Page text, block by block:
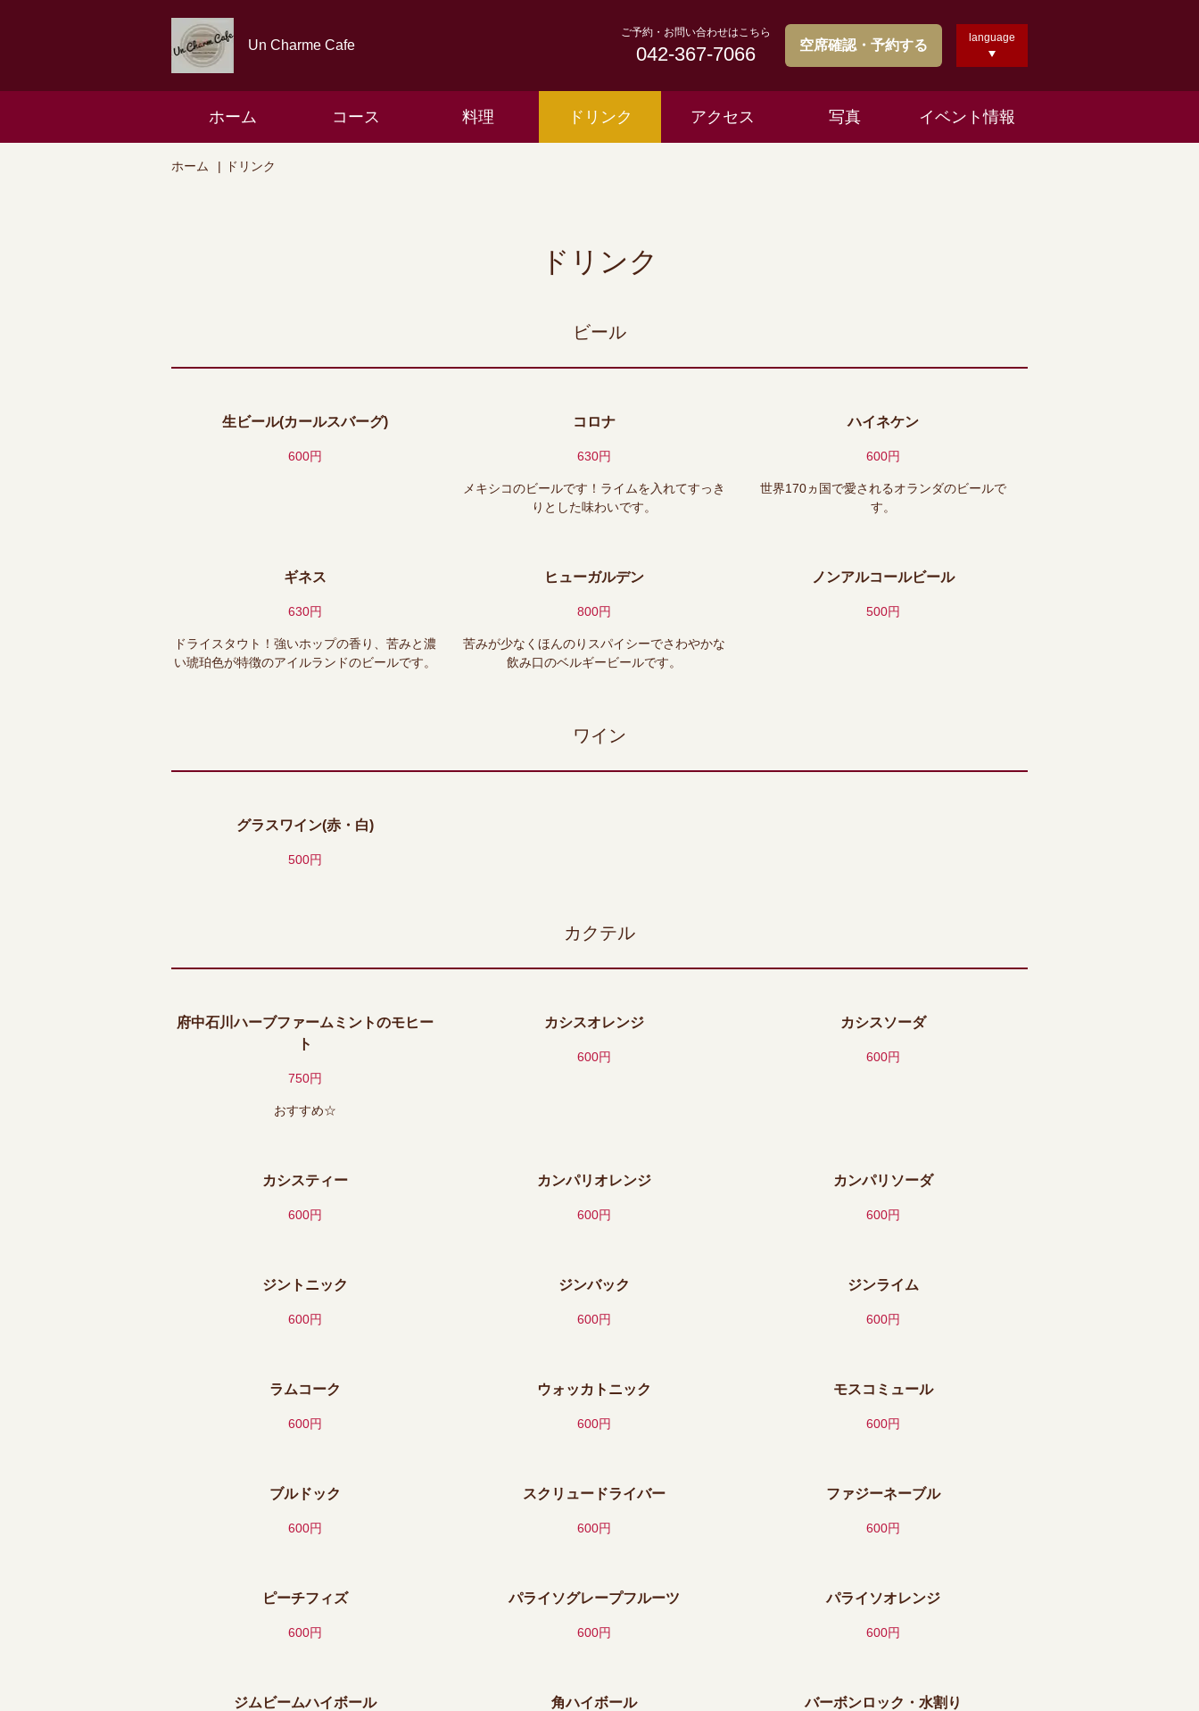
Un Charme Cafe
ご予約・お問い合わせはこちら
042-367-7066 空席確認・予約する language
ホーム コース 料理 ドリンク アクセス 写真 イベント情報
ホーム ドリンク
ドリンク
ビール
生ビール(カールスバーグ)
600円
コロナ
630円
メキシコのビールです！ライムを入れてすっき
りとした味わいです。
ハイネケン
600円
世界170ヵ国で愛されるオランダのビールで
す。
ギネス
630円
ドライスタウト！強いホップの香り、苦みと濃
い琥珀色が特徴のアイルランドのビールです。
ヒューガルデン
800円
苦みが少なくほんのりスパイシーでさわやかな
飲み口のベルギービールです。
ノンアルコールビール
500円
ワイン
グラスワイン(赤・白)
500円
カクテル
府中石川ハーブファームミントのモヒー
ト
750円
おすすめ☆
カシスオレンジ
600円
カシスソーダ
600円
カシスティー
600円
カンパリオレンジ
600円
カンパリソーダ
600円
ジントニック
600円
ジンバック
600円
ジンライム
600円
ラムコーク
600円
ウォッカトニック
600円
モスコミュール
600円
ブルドック
600円
スクリュードライバー
600円
ファジーネーブル
600円
ピーチフィズ
600円
パライソグレープフルーツ
600円
パライソオレンジ
600円
ジムビームハイボール 角ハイボール バーボンロック・水割り